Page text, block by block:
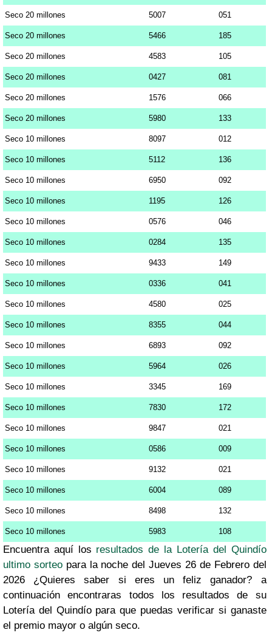
Seco 20 millones 5007 051
Seco 20 millones 5466 185
Seco 20 millones 4583 105
Seco 20 millones 0427 081
Seco 20 millones 1576 066
Seco 20 millones 5980 133
Seco 10 millones 8097 012
Seco 10 millones 5112 136
Seco 10 millones 6950 092
Seco 10 millones 1195 126
Seco 10 millones 0576 046
Seco 10 millones 0284 135
Seco 10 millones 9433 149
Seco 10 millones 0336 041
Seco 10 millones 4580 025
Seco 10 millones 8355 044
Seco 10 millones 6893 092
Seco 10 millones 5964 026
Seco 10 millones 3345 169
Seco 10 millones 7830 172
Seco 10 millones 9847 021
Seco 10 millones 0586 009
Seco 10 millones 9132 021
Seco 10 millones 6004 089
Seco 10 millones 8498 132
Seco 10 millones 5983 108
Encuentra aquí los resultados de la Lotería del Quindío
ultimo sorteopara la noche del Jueves 26 de Febrero del
2026 ¿Quieres saber si eres un feliz ganador? a
continuación encontraras todos los resultados de su
Lotería del Quindío para que puedas verificar si ganaste
el premio mayor o algún seco.